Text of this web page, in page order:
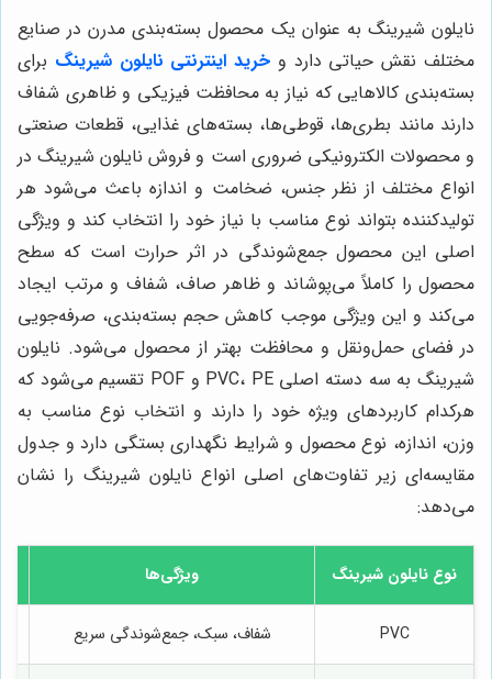
نایلون شیرینگ به عنوان یک محصول بسته‌بندی مدرن در صنایع
مختلف نقش حیاتی دارد و خرید اینترنتی نایلون شیرینگ برای
بسته‌بندی کالاهایی که نیاز به محافظت فیزیکی و ظاهری شفاف
دارند مانند بطری‌ها، قوطی‌ها، بسته‌های غذایی، قطعات صنعتی
و محصولات الکترونیکی ضروری است و فروش نایلون شیرینگ در
انواع مختلف از نظر جنس، ضخامت و اندازه باعث می‌شود هر
تولیدکننده بتواند نوع مناسب با نیاز خود را انتخاب کند و ویژگی
اصلی این محصول جمع‌شوندگی در اثر حرارت است که سطح
محصول را کاملاً می‌پوشاند و ظاهر صاف، شفاف و مرتب ایجاد
می‌کند و این ویژگی موجب کاهش حجم بسته‌بندی، صرفه‌جویی
در فضای حمل‌ونقل و محافظت بهتر از محصول می‌شود. نایلون
شیرینگ به سه دسته اصلی PVC، PE و POF تقسیم می‌شود که
هرکدام کاربردهای ویژه خود را دارند و انتخاب نوع مناسب به
وزن، اندازه، نوع محصول و شرایط نگهداری بستگی دارد و جدول
مقایسه‌ای زیر تفاوت‌های اصلی انواع نایلون شیرینگ را نشان
می‌دهد:
نوع نایلون شیرینگ ویژگی‌ها
PVC شفاف، سبک، جمع‌شوندگی سریع